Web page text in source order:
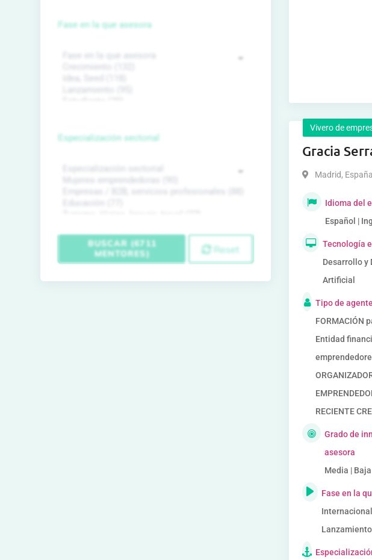
Vivero de
Gracia
Madrid, España
Idioma del
Español |
Tecnología
Desarrollo y
Artificial
Tipo de agente
FORMACIÓN
Entidad
RECIENTE
Grado de
asesora
Media | Baja
Fase en la
Lanzamiento
Fase en la que asesora
Especialización sectorial
BUSCAR (6711
MENTORES)
Reset